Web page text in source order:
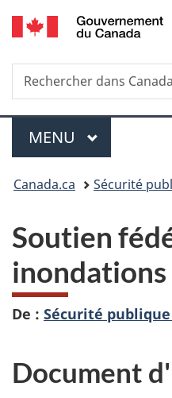
Recherche
Rechercher
dans
Menu
MENU PRINCIPAL
Vous
ici :
Canada.ca Sécurité
Soutien
inondations
De : Sécurité publique
Document